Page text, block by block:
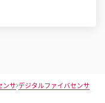
ンサ デジタルファイバセンサ